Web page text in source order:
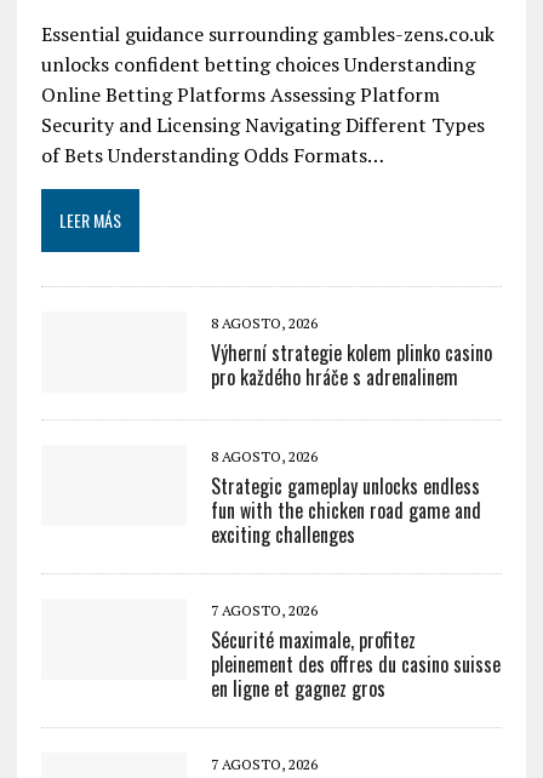
Essential guidance surrounding gambles-zens.co.uk
unlocks confident betting choices Understanding
Online Betting Platforms Assessing Platform
Security and Licensing Navigating Different Types
of Bets Understanding Odds Formats…
LEER MÁS
8 AGOSTO, 2026
Výherní strategie kolem plinko casino
pro každého hráče s adrenalinem
8 AGOSTO, 2026
Strategic gameplay unlocks endless
fun with the chicken road game and
exciting challenges
7 AGOSTO, 2026
Sécurité maximale, profitez
pleinement des offres du casino suisse
en ligne et gagnez gros
7 AGOSTO, 2026